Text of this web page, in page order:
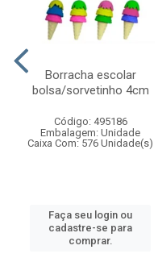
Borracha escolar
bolsa/sorvetinho 4cm
Código: 495186
Embalagem: Unidade
Caixa Com: 576 Unidade(s)
Faça seu login ou
cadastre-se para
comprar.